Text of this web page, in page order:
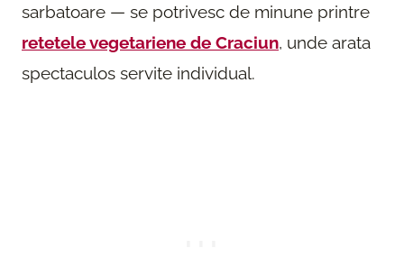
sarbatoare — se potrivesc de minune printre
retetele vegetariene de Craciun, unde arata
spectaculos servite individual.